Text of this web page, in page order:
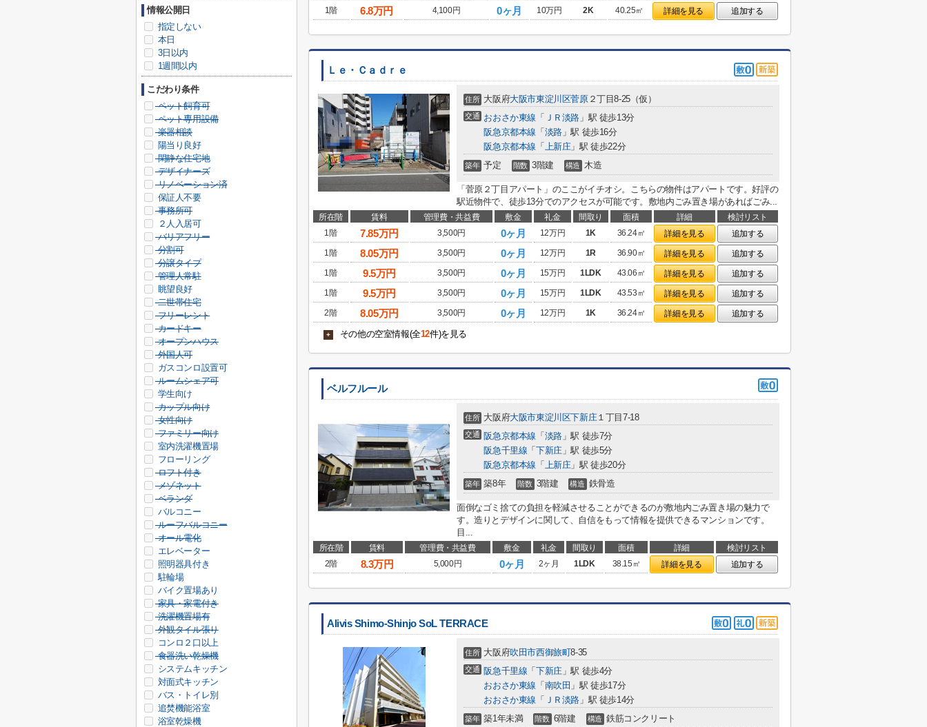
1階
6.8万円 4,100円 0ヶ月 10万円 2K 40.25㎡ 詳細を見る 追加する
Ｌｅ・Ｃａｄｒｅ
住所 大阪府大阪市東淀川区菅原２丁目8-25（仮）
交通 おおさか東線 「 ＪＲ淡路 」駅 徒歩13分
阪急京都本線 「 淡路」駅 徒歩16分
阪急京都本線 「 上新庄」駅 徒歩22分
築年 予定 階数 3階建 構造 木造
「菅原２丁目アパート」のここがイチオシ。こちらの物件はアパートです。好評の
駅近物件で、徒歩13分でのアクセスが可能です。敷地内ごみ置き場があればごみ...
所在階 賃料 管理費・共益費 敷金 礼金 間取り 面積 詳細
検討リスト
1階
7.85万円 3,500円 0ヶ月 12万円 1K 36.24㎡ 詳細を見る
追加する
1階
8.05万円 3,500円 0ヶ月 12万円 1R 36.90㎡ 詳細を見る
追加する
1階
9.5万円 3,500円 0ヶ月 15万円 1LDK 43.06㎡ 詳細を見る
追加する
1階
9.5万円 3,500円 0ヶ月 15万円 1LDK 43.53㎡ 詳細を見る
追加する
2階
8.05万円 3,500円 0ヶ月 12万円 1K 36.24㎡ 詳細を見る 追加する
+ その他の空室情報(全12件)を見る
ベルフルール
住所 大阪府大阪市東淀川区下新庄１丁目7-18
交通 阪急京都本線 「 淡路」駅 徒歩7分
阪急千里線 「 下新庄」駅 徒歩5分
阪急京都本線 「 上新庄」駅 徒歩20分
築年 築8年 階数 3階建 構造 鉄骨造
面倒なゴミ捨ての負担を軽減させることができるのが敷地内ごみ置き場の魅力で
す。造りとデザインに関して、自信をもって情報を提供できるマンションです。
目...
所在階 賃料 管理費・共益費 敷金 礼金 間取り 面積 詳細
検討リスト
2階
8.3万円 5,000円 0ヶ月 2ヶ月 1LDK 38.15㎡ 詳細を見る 追加する
Alivis Shimo-Shinjo SoL TERRACE
住所 大阪府吹田市西御旅町8-35
交通 阪急千里線 「 下新庄」駅 徒歩4分
おおさか東線 「 南吹田 」駅 徒歩17分
おおさか東線 「 ＪＲ淡路 」駅 徒歩14分
築年 築1年未満 階数 6階建 構造 鉄筋コンクリート
情報公開日
指定しない
本日
3日以内
1週間以内
こだわり条件
ペット飼育可
ペット専用設備
楽器相談
陽当り良好
閑静な住宅地
デザイナーズ
リノベーション済
保証人不要
事務所可
２人入居可
バリアフリー
分割可
分譲タイプ
管理人常駐
眺望良好
二世帯住宅
フリーレント
カードキー
オープンハウス
外国人可
ガスコンロ設置可
ルームシェア可
学生向け
カップル向け
女性向け
ファミリー向け
室内洗濯機置場
フローリング
ロフト付き
メゾネット
ベランダ
バルコニー
ルーフバルコニー
オール電化
エレベーター
照明器具付き
駐輪場
バイク置場あり
家具・家電付き
洗濯機置場有
外観タイル張り
コンロ２口以上
食器洗い乾燥機
システムキッチン
対面式キッチン
バス・トイレ別
追焚機能浴室
浴室乾燥機